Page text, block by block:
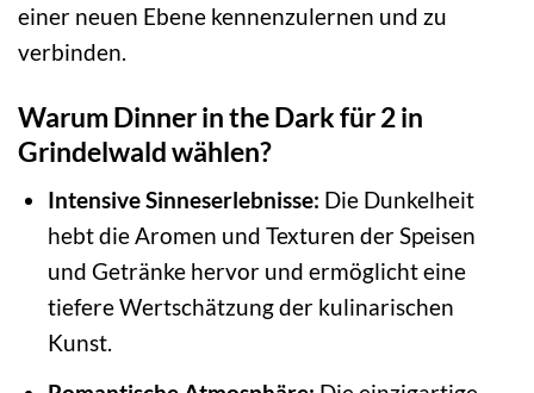
einer neuen Ebene kennenzulernen und zu
verbinden.
Warum Dinner in the Dark für 2 in
Grindelwald wählen?
Intensive Sinneserlebnisse: Die Dunkelheit
hebt die Aromen und Texturen der Speisen
und Getränke hervor und ermöglicht eine
tiefere Wertschätzung der kulinarischen
Kunst.